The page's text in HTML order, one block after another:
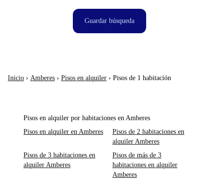
Guardar búsqueda
Inicio › Amberes › Pisos en alquiler › Pisos de 1 habitación
Pisos en alquiler por habitaciones en Amberes
Pisos en alquiler en Amberes
Pisos de 2 habitaciones en
alquiler Amberes
Pisos de 3 habitaciones en
alquiler Amberes
Pisos de más de 3
habitaciones en alquiler
Amberes